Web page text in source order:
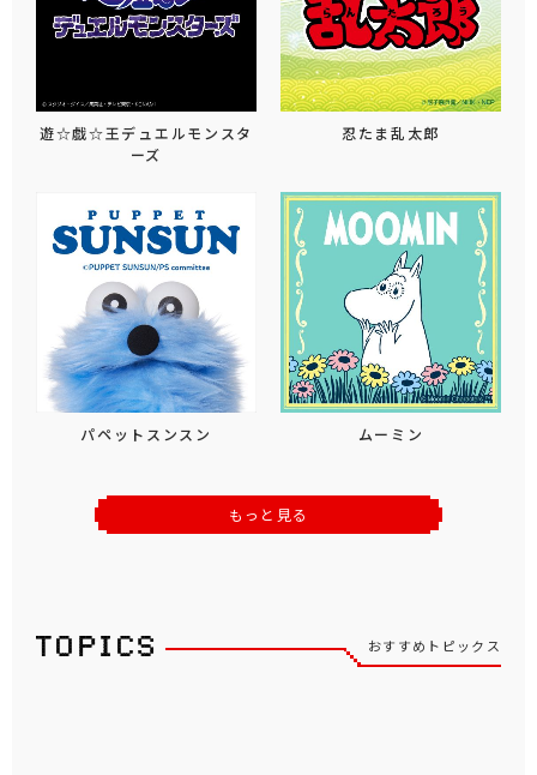
遊☆戯☆王デュエルモンスタ
ーズ
忍たま乱太郎
パペットスンスン ムーミン
もっと見る
おすすめトピックス